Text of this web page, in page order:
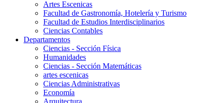
Artes Escenicas
Facultad de Gastronomía, Hotelería y Turismo
Facultad de Estudios Interdisciplinarios
Ciencias Contables
Departamentos
Ciencias - Sección Física
Humanidades
Ciencias - Sección Matemáticas
artes escenicas
Ciencias Administrativas
Economía
Arquitectura